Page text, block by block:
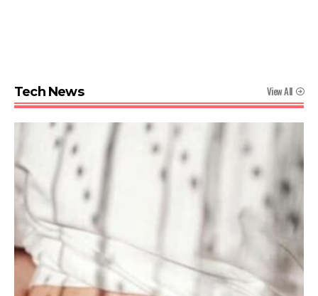
Tech News View All